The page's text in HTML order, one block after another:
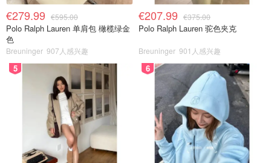
€279.99 €595.00
Polo Ralph Lauren 单肩包 橄榄绿金
色
Breuninger 907人感兴趣
€207.99 €375.00
Polo Ralph Lauren 驼色夹克
Breuninger 901人感兴趣
5 6